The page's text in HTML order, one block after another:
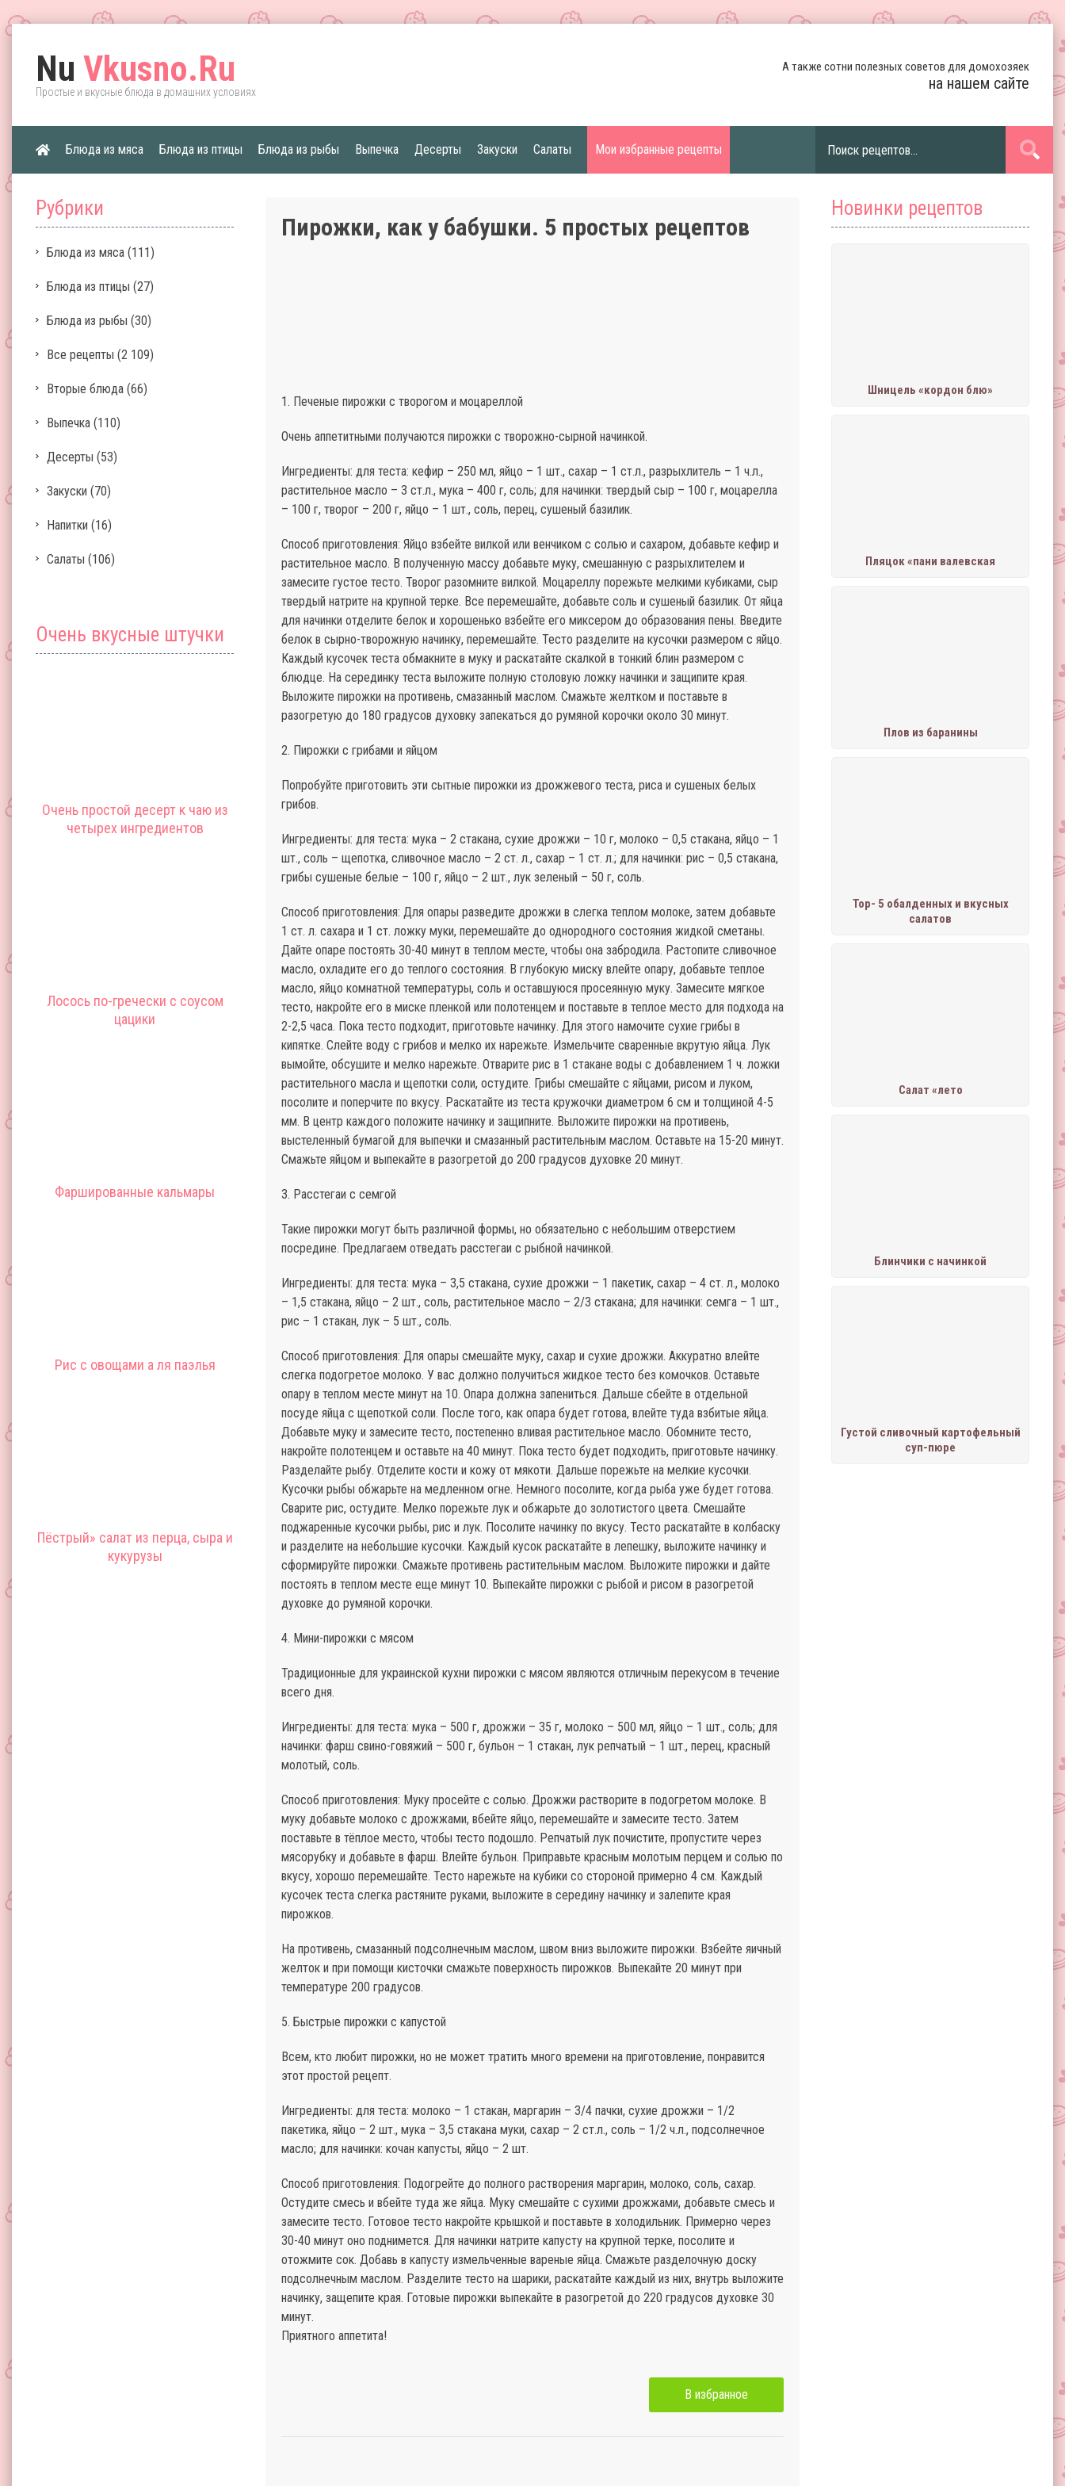
Nu Vkusno.Ru
Простые и вкусные блюда в домашних условиях
А также сотни полезных советов для домохозяек
на нашем сайте
Блюда из мяса Блюда из птицы Блюда из рыбы Выпечка Десерты Закуски Салаты Мои избранные рецепты
Рубрики
Блюда из мяса (111)
Блюда из птицы (27)
Блюда из рыбы (30)
Все рецепты (2 109)
Вторые блюда (66)
Выпечка (110)
Десерты (53)
Закуски (70)
Напитки (16)
Салаты (106)
Очень вкусные штучки
Очень простой десерт к чаю из
четырех ингредиентов
Лосось по-гречески с соусом
цацики
Фаршированные кальмары
Рис с овощами а ля паэлья
Пёстрый» салат из перца, сыра и
кукурузы
Новинки рецептов
Шницель «кордон блю»
Пляцок «пани валевская
Плов из баранины
Тор- 5 обалденных и вкусных
салатов
Салат «лето
Блинчики с начинкой
Густой сливочный картофельный
суп-пюре
Пирожки, как у бабушки. 5 простых рецептов
1. Печеные пирожки с творогом и моцареллой
Очень аппетитными получаются пирожки с творожно-сырной начинкой.
Ингредиенты: для теста: кефир – 250 мл, яйцо – 1 шт., сахар – 1 ст.л., разрыхлитель – 1 ч.л.,
растительное масло – 3 ст.л., мука – 400 г, соль; для начинки: твердый сыр – 100 г, моцарелла
– 100 г, творог – 200 г, яйцо – 1 шт., соль, перец, сушеный базилик.
Способ приготовления: Яйцо взбейте вилкой или венчиком с солью и сахаром, добавьте кефир и
растительное масло. В полученную массу добавьте муку, смешанную с разрыхлителем и
замесите густое тесто. Творог разомните вилкой. Моцареллу порежьте мелкими кубиками, сыр
твердый натрите на крупной терке. Все перемешайте, добавьте соль и сушеный базилик. От яйца
для начинки отделите белок и хорошенько взбейте его миксером до образования пены. Введите
белок в сырно-творожную начинку, перемешайте. Тесто разделите на кусочки размером с яйцо.
Каждый кусочек теста обмакните в муку и раскатайте скалкой в тонкий блин размером с
блюдце. На серединку теста выложите полную столовую ложку начинки и защипите края.
Выложите пирожки на противень, смазанный маслом. Смажьте желтком и поставьте в
разогретую до 180 градусов духовку запекаться до румяной корочки около 30 минут.
2. Пирожки с грибами и яйцом
Попробуйте приготовить эти сытные пирожки из дрожжевого теста, риса и сушеных белых
грибов.
Ингредиенты: для теста: мука – 2 стакана, сухие дрожжи – 10 г, молоко – 0,5 стакана, яйцо – 1
шт., соль – щепотка, сливочное масло – 2 ст. л., сахар – 1 ст. л.; для начинки: рис – 0,5 стакана,
грибы сушеные белые – 100 г, яйцо – 2 шт., лук зеленый – 50 г, соль.
Способ приготовления: Для опары разведите дрожжи в слегка теплом молоке, затем добавьте
1 ст. л. сахара и 1 ст. ложку муки, перемешайте до однородного состояния жидкой сметаны.
Дайте опаре постоять 30-40 минут в теплом месте, чтобы она забродила. Растопите сливочное
масло, охладите его до теплого состояния. В глубокую миску влейте опару, добавьте теплое
масло, яйцо комнатной температуры, соль и оставшуюся просеянную муку. Замесите мягкое
тесто, накройте его в миске пленкой или полотенцем и поставьте в теплое место для подхода на
2-2,5 часа. Пока тесто подходит, приготовьте начинку. Для этого намочите сухие грибы в
кипятке. Слейте воду с грибов и мелко их нарежьте. Измельчите сваренные вкрутую яйца. Лук
вымойте, обсушите и мелко нарежьте. Отварите рис в 1 стакане воды с добавлением 1 ч. ложки
растительного масла и щепотки соли, остудите. Грибы смешайте с яйцами, рисом и луком,
посолите и поперчите по вкусу. Раскатайте из теста кружочки диаметром 6 см и толщиной 4-5
мм. В центр каждого положите начинку и защипните. Выложите пирожки на противень,
выстеленный бумагой для выпечки и смазанный растительным маслом. Оставьте на 15-20 минут.
Смажьте яйцом и выпекайте в разогретой до 200 градусов духовке 20 минут.
3. Расстегаи с семгой
Такие пирожки могут быть различной формы, но обязательно с небольшим отверстием
посредине. Предлагаем отведать расстегаи с рыбной начинкой.
Ингредиенты: для теста: мука – 3,5 стакана, сухие дрожжи – 1 пакетик, сахар – 4 ст. л., молоко
– 1,5 стакана, яйцо – 2 шт., соль, растительное масло – 2/3 стакана; для начинки: семга – 1 шт.,
рис – 1 стакан, лук – 5 шт., соль.
Способ приготовления: Для опары смешайте муку, сахар и сухие дрожжи. Аккуратно влейте
слегка подогретое молоко. У вас должно получиться жидкое тесто без комочков. Оставьте
опару в теплом месте минут на 10. Опара должна запениться. Дальше сбейте в отдельной
посуде яйца с щепоткой соли. После того, как опара будет готова, влейте туда взбитые яйца.
Добавьте муку и замесите тесто, постепенно вливая растительное масло. Обомните тесто,
накройте полотенцем и оставьте на 40 минут. Пока тесто будет подходить, приготовьте начинку.
Разделайте рыбу. Отделите кости и кожу от мякоти. Дальше порежьте на мелкие кусочки.
Кусочки рыбы обжарьте на медленном огне. Немного посолите, когда рыба уже будет готова.
Сварите рис, остудите. Мелко порежьте лук и обжарьте до золотистого цвета. Смешайте
поджаренные кусочки рыбы, рис и лук. Посолите начинку по вкусу. Тесто раскатайте в колбаску
и разделите на небольшие кусочки. Каждый кусок раскатайте в лепешку, выложите начинку и
сформируйте пирожки. Смажьте противень растительным маслом. Выложите пирожки и дайте
постоять в теплом месте еще минут 10. Выпекайте пирожки с рыбой и рисом в разогретой
духовке до румяной корочки.
4. Мини-пирожки с мясом
Традиционные для украинской кухни пирожки с мясом являются отличным перекусом в течение
всего дня.
Ингредиенты: для теста: мука – 500 г, дрожжи – 35 г, молоко – 500 мл, яйцо – 1 шт., соль; для
начинки: фарш свино-говяжий – 500 г, бульон – 1 стакан, лук репчатый – 1 шт., перец, красный
молотый, соль.
Способ приготовления: Муку просейте с солью. Дрожжи растворите в подогретом молоке. В
муку добавьте молоко с дрожжами, вбейте яйцо, перемешайте и замесите тесто. Затем
поставьте в тёплое место, чтобы тесто подошло. Репчатый лук почистите, пропустите через
мясорубку и добавьте в фарш. Влейте бульон. Приправьте красным молотым перцем и солью по
вкусу, хорошо перемешайте. Тесто нарежьте на кубики со стороной примерно 4 см. Каждый
кусочек теста слегка растяните руками, выложите в середину начинку и залепите края
пирожков.
На противень, смазанный подсолнечным маслом, швом вниз выложите пирожки. Взбейте яичный
желток и при помощи кисточки смажьте поверхность пирожков. Выпекайте 20 минут при
температуре 200 градусов.
5. Быстрые пирожки с капустой
Всем, кто любит пирожки, но не может тратить много времени на приготовление, понравится
этот простой рецепт.
Ингредиенты: для теста: молоко – 1 стакан, маргарин – 3/4 пачки, сухие дрожжи – 1/2
пакетика, яйцо – 2 шт., мука – 3,5 стакана муки, сахар – 2 ст.л., соль – 1/2 ч.л., подсолнечное
масло; для начинки: кочан капусты, яйцо – 2 шт.
Способ приготовления: Подогрейте до полного растворения маргарин, молоко, соль, сахар.
Остудите смесь и вбейте туда же яйца. Муку смешайте с сухими дрожжами, добавьте смесь и
замесите тесто. Готовое тесто накройте крышкой и поставьте в холодильник. Примерно через
30-40 минут оно поднимется. Для начинки натрите капусту на крупной терке, посолите и
отожмите сок. Добавь в капусту измельченные вареные яйца. Смажьте разделочную доску
подсолнечным маслом. Разделите тесто на шарики, раскатайте каждый из них, внутрь выложите
начинку, защепите края. Готовые пирожки выпекайте в разогретой до 220 градусов духовке 30
минут.
Приятного аппетита!
В избранное